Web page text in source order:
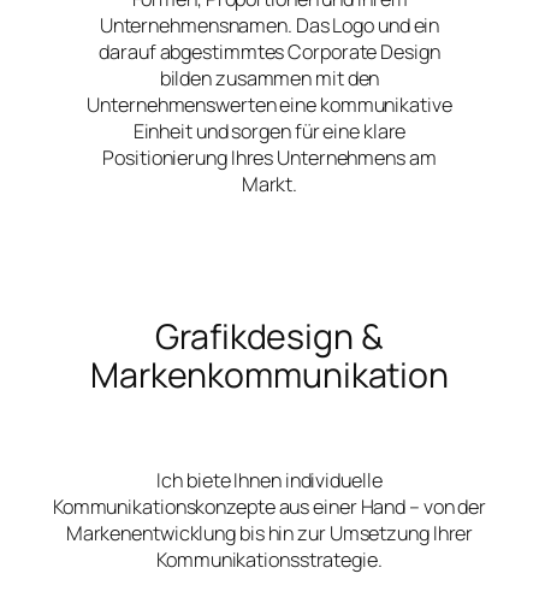
Unternehmensnamen. Das Logo und ein
darauf abgestimmtes Corporate Design
bilden zusammen mit den
Unternehmenswerten eine kommunikative
Einheit und sorgen für eine klare
Positionierung Ihres Unternehmens am
Markt.
Grafikdesign &
Markenkommunikation
Ich biete Ihnen individuelle
Kommunikationskonzepte aus einer Hand – von der
Markenentwicklung bis hin zur Umsetzung Ihrer
Kommunikationsstrategie.